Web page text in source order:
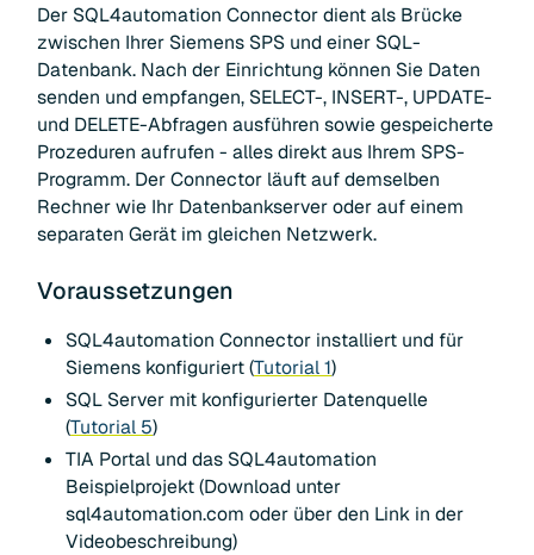
Der SQL4automation Connector dient als Brücke
zwischen Ihrer Siemens SPS und einer SQL-
Datenbank. Nach der Einrichtung können Sie Daten
senden und empfangen, SELECT-, INSERT-, UPDATE-
und DELETE-Abfragen ausführen sowie gespeicherte
Prozeduren aufrufen - alles direkt aus Ihrem SPS-
Programm. Der Connector läuft auf demselben
Rechner wie Ihr Datenbankserver oder auf einem
separaten Gerät im gleichen Netzwerk.
Voraussetzungen
SQL4automation Connector installiert und für
Siemens konfiguriert (Tutorial 1)
SQL Server mit konfigurierter Datenquelle
(Tutorial 5)
TIA Portal und das SQL4automation
Beispielprojekt (Download unter
sql4automation.com oder über den Link in der
Videobeschreibung)